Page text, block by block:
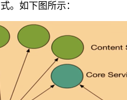
。如下图所示：